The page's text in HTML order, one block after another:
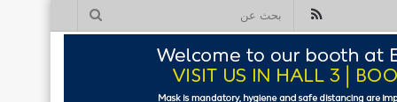
بحث
ملخص
الموقع
RSS